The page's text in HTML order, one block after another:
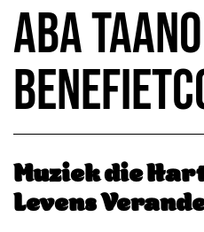
ABA
Muziek die
Levens